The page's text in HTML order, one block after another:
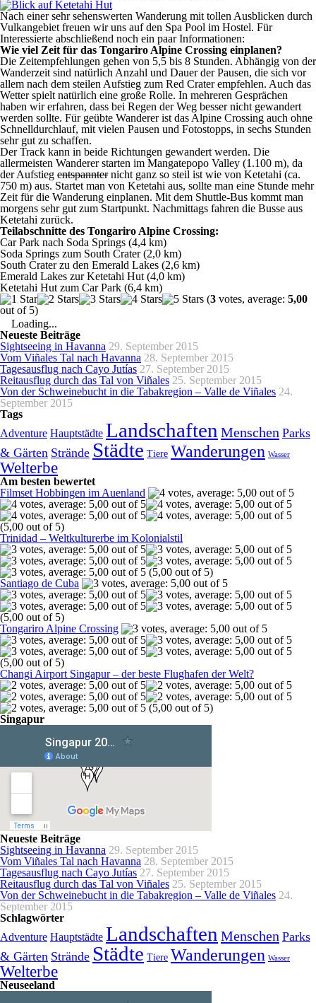
Nach einer sehr sehenswerten Wanderung mit tollen Ausblicken durch
Vulkangebiet freuen wir uns auf den Spa Pool im Hostel. Für
Interessierte abschließend noch ein paar Informationen:
Wie viel Zeit für das Tongariro Alpine Crossing einplanen?
Die Zeitempfehlungen gehen von 5,5 bis 8 Stunden. Abhängig von der
Wanderzeit sind natürlich Anzahl und Dauer der Pausen, die sich vor
allem nach dem steilen Aufstieg zum Red Crater empfehlen. Auch das
Wetter spielt natürlich eine große Rolle. In mehreren Gesprächen
haben wir erfahren, dass bei Regen der Weg besser nicht gewandert
werden sollte. Für geübte Wanderer ist das Alpine Crossing auch ohne
Schnelldurchlauf, mit vielen Pausen und Fotostopps, in sechs Stunden
sehr gut zu schaffen.
Der Track kann in beide Richtungen gewandert werden. Die
allermeisten Wanderer starten im Mangatepopo Valley (1.100 m), da
der Aufstieg entspannternicht ganz so steil ist wie von Ketetahi (ca.
750 m) aus. Startet man von Ketetahi aus, sollte man eine Stunde mehr
Zeit für die Wanderung einplanen. Mit dem Shuttle-Bus kommt man
morgens sehr gut zum Startpunkt. Nachmittags fahren die Busse aus
Ketetahi zurück.
Teilabschnitte des Tongariro Alpine Crossing:
Car Park nach Soda Springs (4,4 km)
Soda Springs zum South Crater (2,0 km)
South Crater zu den Emerald Lakes (2,6 km)
Emerald Lakes zur Ketetahi Hut (4,0 km)
Ketetahi Hut zum Car Park (6,4 km)
(3 votes, average: 5,00
out of 5)
Loading...
Neueste Beiträge
Sightseeing in Havanna 29. September 2015
Vom Viñales Tal nach Havanna 28. September 2015
Tagesausflug nach Cayo Jutías 27. September 2015
Reitausflug durch das Tal von Viñales 25. September 2015
Von der Schweinebucht in die Tabakregion – Valle de Viñales 24.
September 2015
Tags
Adventure Hauptstädte Landschaften Menschen Parks
& Gärten Strände Städte Tiere Wanderungen Wasser
Welterbe
Am besten bewertet
Filmset Hobbingen im Auenland
(5,00 out of 5)
Trinidad – Weltkulturerbe im Kolonialstil
(5,00 out of 5)
Santiago de Cuba
(5,00 out of 5)
Tongariro Alpine Crossing
(5,00 out of 5)
Changi Airport Singapur – der beste Flughafen der Welt?
(5,00 out of 5)
Singapur
Neueste Beiträge
Sightseeing in Havanna 29. September 2015
Vom Viñales Tal nach Havanna 28. September 2015
Tagesausflug nach Cayo Jutías 27. September 2015
Reitausflug durch das Tal von Viñales 25. September 2015
Von der Schweinebucht in die Tabakregion – Valle de Viñales 24.
September 2015
Schlagwörter
Adventure Hauptstädte Landschaften Menschen Parks
& Gärten Strände Städte Tiere Wanderungen Wasser
Welterbe
Neuseeland